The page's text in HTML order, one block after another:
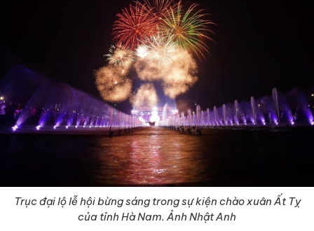
Trục đại lộ lễ hội bừng sáng trong sự kiện chào xuân Ất Tỵ
của tỉnh Hà Nam. Ảnh Nhật Anh